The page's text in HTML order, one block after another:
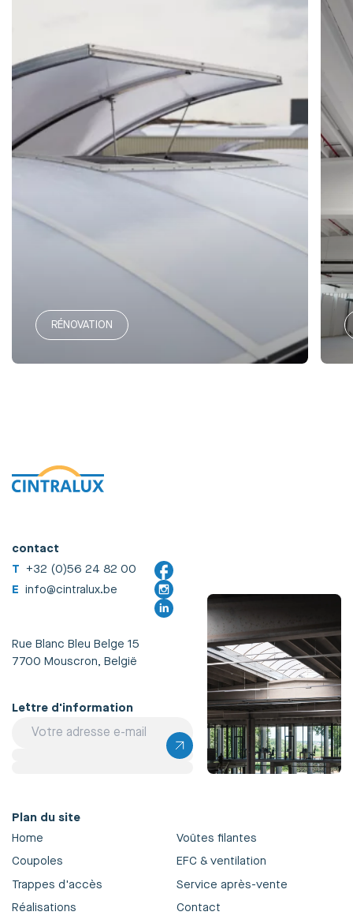
RÉNOVATION
contact
T +32 (0)56 24 82 00
E info@cintralux.be
Rue Blanc Bleu Belge 15
7700 Mouscron, België
Lettre d'information
Plan du site
Home
Voûtes filantes
Coupoles
EFC & ventilation
Trappes d'accès
Service après-vente
Réalisations
Contact